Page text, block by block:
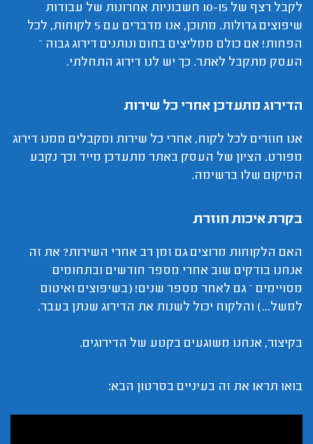
לקבל רצף של 10-15 חשבוניות אחרונות של עבודות
שיפוצים גדולות. מתוכן, אנו מדברים עם 5 לקוחות, לכל
הפחות! אם כולם ממליצים בחום ונותנים דירוג גבוה –
העסק מתקבל לאתר. כך יש לנו דירוג התחלתי.
הדירוג מתעדכן אחרי כל שירות
אנו חוזרים לכל לקוח, אחרי כל שירות ומקבלים ממנו דירוג
מפורט. הציון של העסק באתר מתעדכן מייד וכך נקבע
המיקום שלו ברשימה.
בקרת איכות חוזרת
האם הלקוחות מרוצים גם זמן רב אחרי השירות? את זה
אנחנו בודקים שוב אחרי מספר חודשים ובתחומים
מסויימים – גם לאחר מספר שנים! (בשיפוצים ואיטום
למשל...) והלקוח יכול לשנות את הדירוג שנתן בעבר.
בקיצור, אנחנו משוגעים בקטע של הדירוגים.
בואו תראו את זה בעיניים בסרטון הבא: